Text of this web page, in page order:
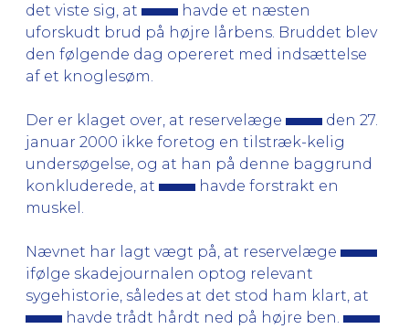
det viste sig, at
havde et næsten
uforskudt brud på højre lårbens. Bruddet blev
den følgende dag opereret med indsættelse
af et knoglesøm.
Der er klaget over, at reservelæge
den 27.
januar 2000 ikke foretog en tilstræk-kelig
undersøgelse, og at han på denne baggrund
konkluderede, at
havde forstrakt en
muskel.
Nævnet har lagt vægt på, at reservelæge
ifølge skadejournalen optog relevant
sygehistorie, således at det stod ham klart, at
havde trådt hårdt ned på højre ben.